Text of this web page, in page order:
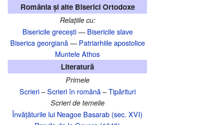
România și alte Biserici Ortodoxe
Relațiile cu:
Bisericile grecești—Bisericile slave
Biserica georgiană—Patriarhiile apostolice
Muntele Athos
Literatură
Primele
Scrieri–Scrieri în română–Tipărituri
Scrieri de temelie
Învățăturile lui Neagoe Basarab (sec. XVI)